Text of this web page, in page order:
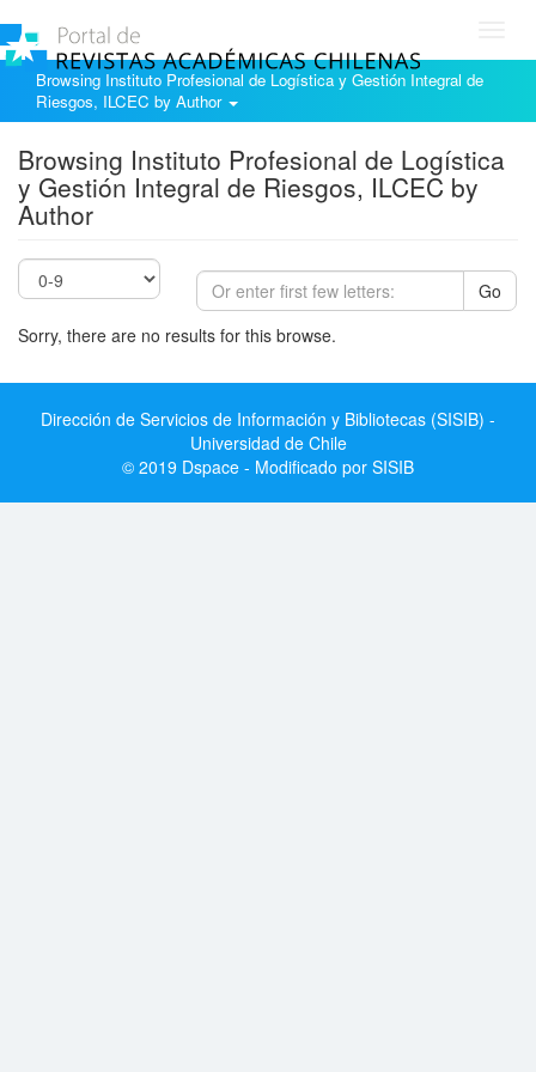
Browsing Instituto Profesional de Logística y Gestión Integral de
Riesgos, ILCEC by Author
Browsing Instituto Profesional de Logística
y Gestión Integral de Riesgos, ILCEC by
Author
Go
Sorry, there are no results for this browse.
Dirección de Servicios de Información y Bibliotecas (SISIB) -
Universidad de Chile
© 2019 Dspace - Modificado por SISIB